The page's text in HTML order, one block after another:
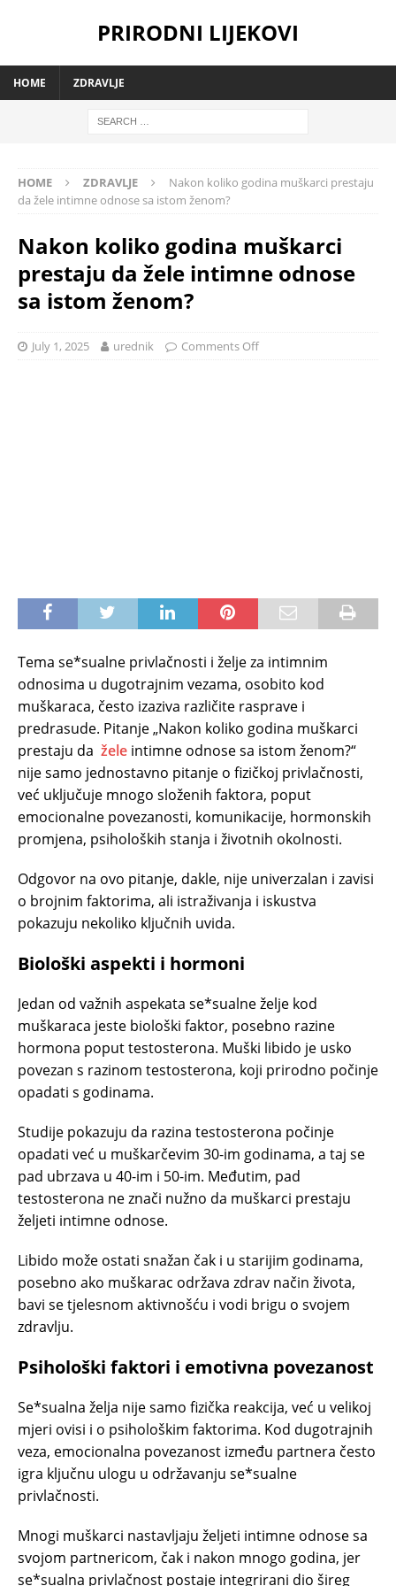
PRIRODNI LIJEKOVI
HOME ZDRAVLJE
HOME ZDRAVLJE
Nakon koliko godina muškarci prestaju
da žele intimne odnose sa istom ženom?
Nakon koliko godina muškarci
prestaju da žele intimne odnose
sa istom ženom?
July 1, 2025 urednik Comments Off
Tema se*sualne privlačnosti i želje za intimnim
odnosima u dugotrajnim vezama, osobito kod
muškaraca, često izaziva različite rasprave i
predrasude. Pitanje „Nakon koliko godina muškarci
prestaju da žele intimne odnose sa istom ženom?“
nije samo jednostavno pitanje o fizičkoj privlačnosti,
već uključuje mnogo složenih faktora, poput
emocionalne povezanosti, komunikacije, hormonskih
promjena, psiholoških stanja i životnih okolnosti.
Odgovor na ovo pitanje, dakle, nije univerzalan i zavisi
o brojnim faktorima, ali istraživanja i iskustva
pokazuju nekoliko ključnih uvida.
Biološki aspekti i hormoni
Jedan od važnih aspekata se*sualne želje kod
muškaraca jeste biološki faktor, posebno razine
hormona poput testosterona. Muški libido je usko
povezan s razinom testosterona, koji prirodno počinje
opadati s godinama.
Studije pokazuju da razina testosterona počinje
opadati već u muškarčevim 30-im godinama, a taj se
pad ubrzava u 40-im i 50-im. Međutim, pad
testosterona ne znači nužno da muškarci prestaju
željeti intimne odnose.
Libido može ostati snažan čak i u starijim godinama,
posebno ako muškarac održava zdrav način života,
bavi se tjelesnom aktivnošću i vodi brigu o svojem
zdravlju.
Psihološki faktori i emotivna povezanost
Se*sualna želja nije samo fizička reakcija, već u velikoj
mjeri ovisi i o psihološkim faktorima. Kod dugotrajnih
veza, emocionalna povezanost između partnera često
igra ključnu ulogu u održavanju se*sualne
privlačnosti.
Mnogi muškarci nastavljaju željeti intimne odnose sa
svojom partnericom, čak i nakon mnogo godina, jer
se*sualna privlačnost postaje integrirani dio šireg